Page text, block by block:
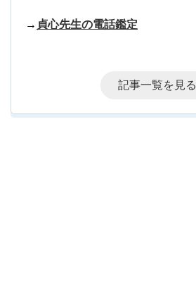
→ 貞心先生の電話鑑定
記事一覧を見る